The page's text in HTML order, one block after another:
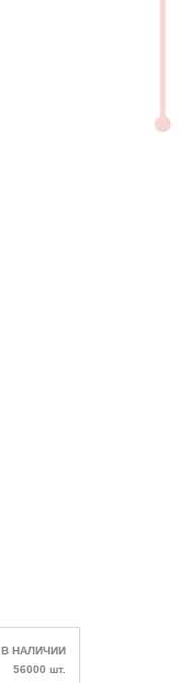
В НАЛИЧИИ
56000 шт.